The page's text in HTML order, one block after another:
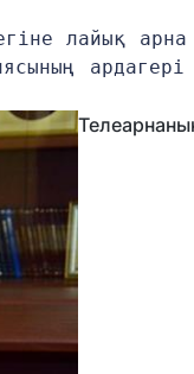
лайық арна
ардагері